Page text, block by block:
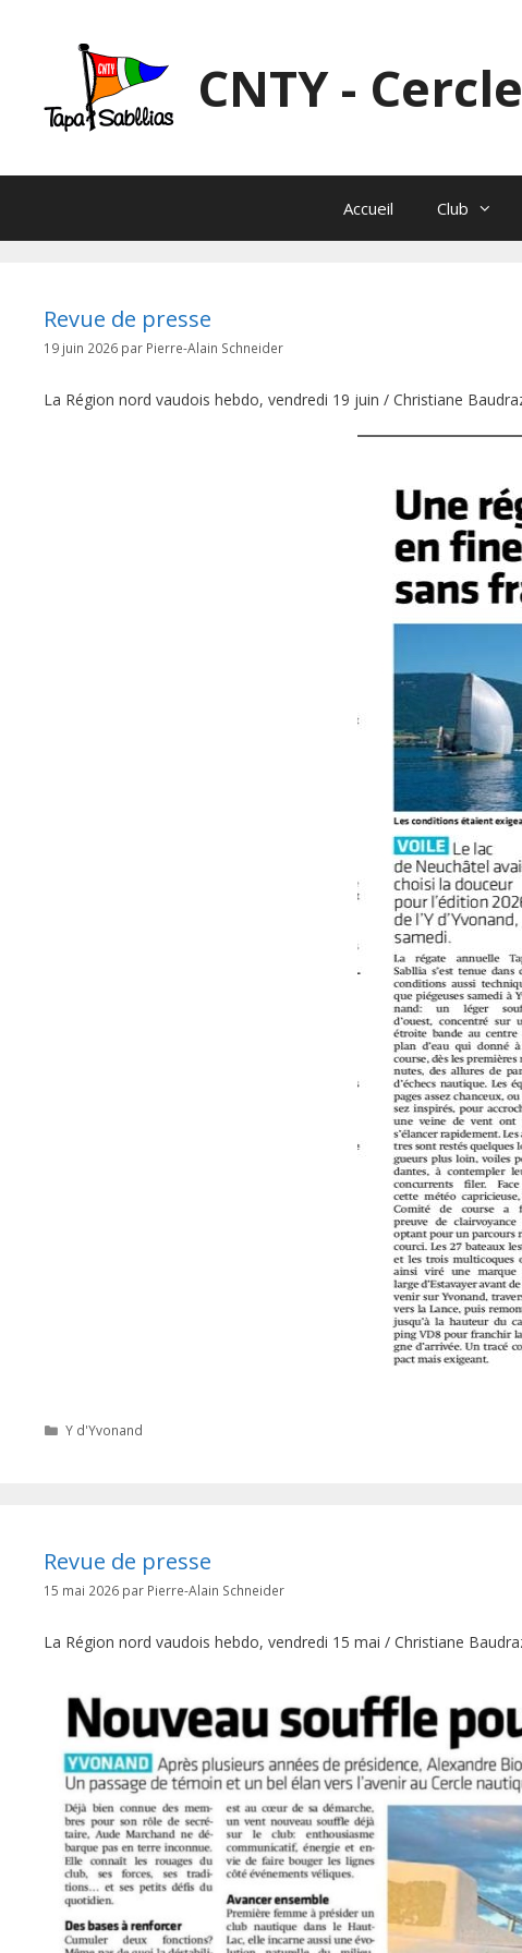
CNTY -
Accueil Club
Revue de presse
19 juin 2026 par Pierre-Alain Schneider
La Région nord vaudois hebdo, vendredi 19 juin / Christiane
Catégories
Y d'Yvonand
Revue de presse
15 mai 2026 par Pierre-Alain Schneider
La Région nord vaudois hebdo, vendredi 15 mai / Christiane